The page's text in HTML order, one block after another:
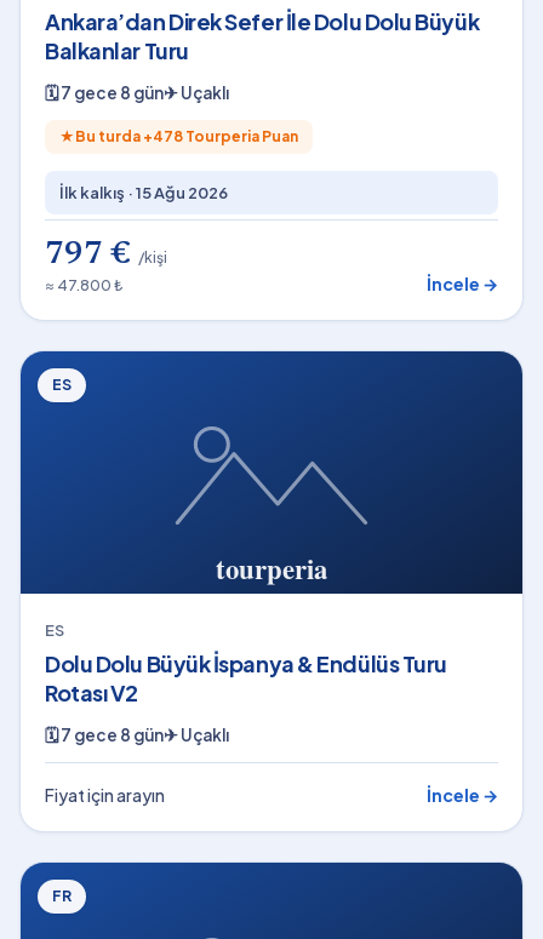
Ankara’dan Direk Sefer İle Dolu Dolu Büyük
Balkanlar Turu
🗓7 gece 8 gün✈Uçaklı
★ Bu turda +478 Tourperia Puan
İlk kalkış ·15 Ağu 2026
797 € /kişi
≈ 47.800 ₺
İncele →
ES
ES
Dolu Dolu Büyük İspanya & Endülüs Turu
Rotası V2
🗓7 gece 8 gün✈Uçaklı
Fiyat için arayın İncele →
FR